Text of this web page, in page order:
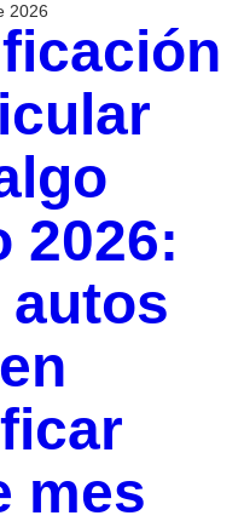
2026
2026:
autos
mes